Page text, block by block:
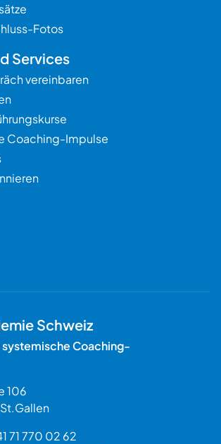
Fotos
Services
vereinbaren
Coaching-Impulse
Schweiz
Coaching-
106
St.Gallen
71 770 02 62